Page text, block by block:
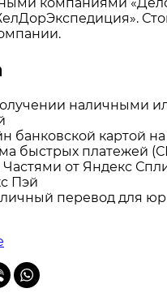
наличными
банковской картой на
быстрых платежей
Частями от Яндекс
Пэй
перевод для